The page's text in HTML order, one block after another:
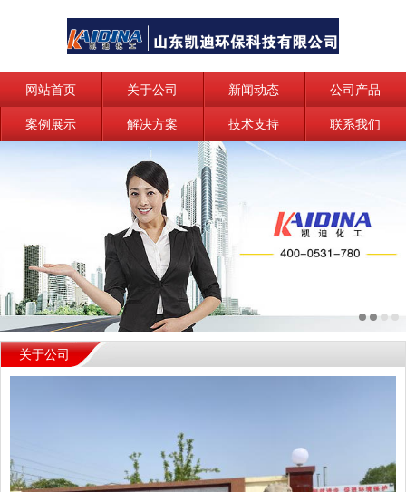
网站首页 关于公司 新闻动态 公司产品
案例展示 解决方案 技术支持 联系我们
关于公司